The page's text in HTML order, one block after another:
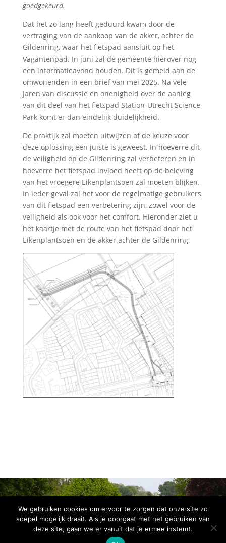
goedgekeurd.
Dat het zo lang heeft geduurd kwam door de
vertraging van de aankoop van de akker, achter de
Gildenring, waar het fietspad aansluit op het
Vagantenpad. In juni zal de gemeente hierover nog
een informatieavond houden. Dit is gemeld aan de
omwonenden in een brief van mei 2025. Na vele
jaren van discussie en onenigheid over de aanleg
van dit deel van het fietspad Station-Utrecht Science
Park komt er dan eindelijk duidelijkheid.
De praktijk zal moeten uitwijzen of de keuze voor
deze oplossing een juiste is geweest. In hoeverre dit
de veiligheid op de GIldenring zal verbeteren en in
hoeverre het fietspad invloed heeft op de beleving
van het vroegere Eikenplantsoen zal moeten blijken.
In ieder geval zal het voor de regelmatige gebruikers
van dit fietspad een verbetering zijn, zowel voor de
veiligheid als ook voor het comfort. Hieronder ziet u
het kaartje met de route van het fietspad door het
Eikenplantsoen en de akker achter de Gildenring.
We gebruiken cookies om ervoor te zorgen dat onze site zo
soepel mogelijk draait. Als je doorgaat met het gebruiken van
deze site, gaan we er vanuit dat je ermee instemt.